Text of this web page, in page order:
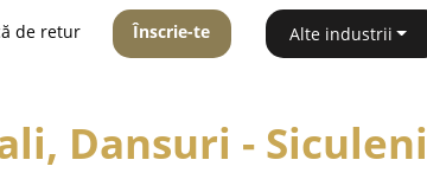
de retur Înscrie-te Alte industrii
Dansuri - Siculeni